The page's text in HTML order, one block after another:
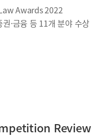
Awards 2022
권·금융 등 11개 분야 수상
Review